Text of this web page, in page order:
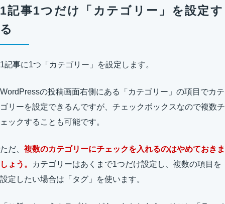
1記事1つだけ「カテゴリー」を設定す
る
1記事に1つ「カテゴリー」を設定します。
WordPressの投稿画面右側にある「カテゴリー」の項目でカテ
ゴリーを設定できるんですが、チェックボックスなので複数チ
ェックすることも可能です。
ただ、 複数のカテゴリーにチェックを入れるのはやめておきま
しょう。
カテゴリーはあくまで1つだけ設定し、複数の項目を
設定したい場合は「タグ」を使います。